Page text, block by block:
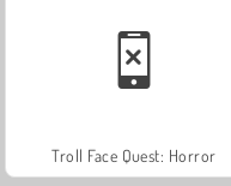
Troll Face Quest: Horror